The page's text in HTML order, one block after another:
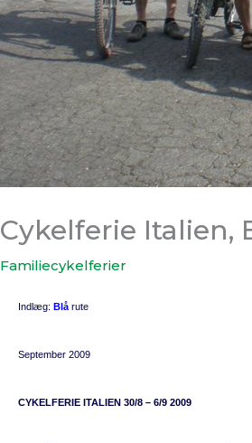
Cykelferie Italien,
Familiecykelferier
Indlæg: Blå rute
September 2009
CYKELFERIE ITALIEN 30/8 – 6/9 2009